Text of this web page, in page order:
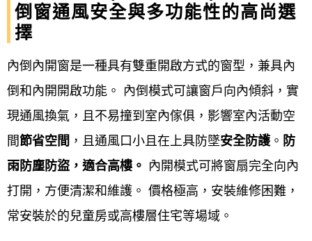
安裝窗扇與玻璃：: 小心地將內框窗
扇和玻璃安裝到位，並進行調整。
功能測試：: 檢查窗扇開關是否順
暢、玻璃是否完整、氣密性是否良
好、以及防水性是否符合要求。
倒窗通風安全與多功能性的高尚選
擇
內倒內開窗是一種具有雙重開啟方式的窗型，兼具內
倒和內開開啟功能。 內倒模式可讓窗戶向內傾斜，實
現通風換氣，且不易撞到室內傢俱，影響室內活動空
間節省空間 ，且通風口小且在上具防墜安全防護 。 防
雨防塵防盜，適合高樓。 內開模式可將窗扇完全向內
打開，方便清潔和維護。 價格極高，安裝維修困難，
常安裝於的兒童房或高樓層住宅等場域。